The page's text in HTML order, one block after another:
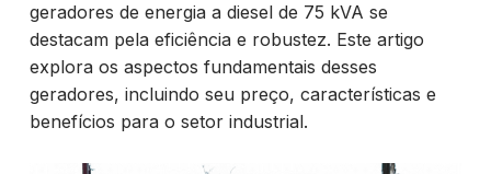
geradores de energia a diesel de 75 kVA se
destacam pela eficiência e robustez. Este artigo
explora os aspectos fundamentais desses
geradores, incluindo seu preço, características e
benefícios para o setor industrial.